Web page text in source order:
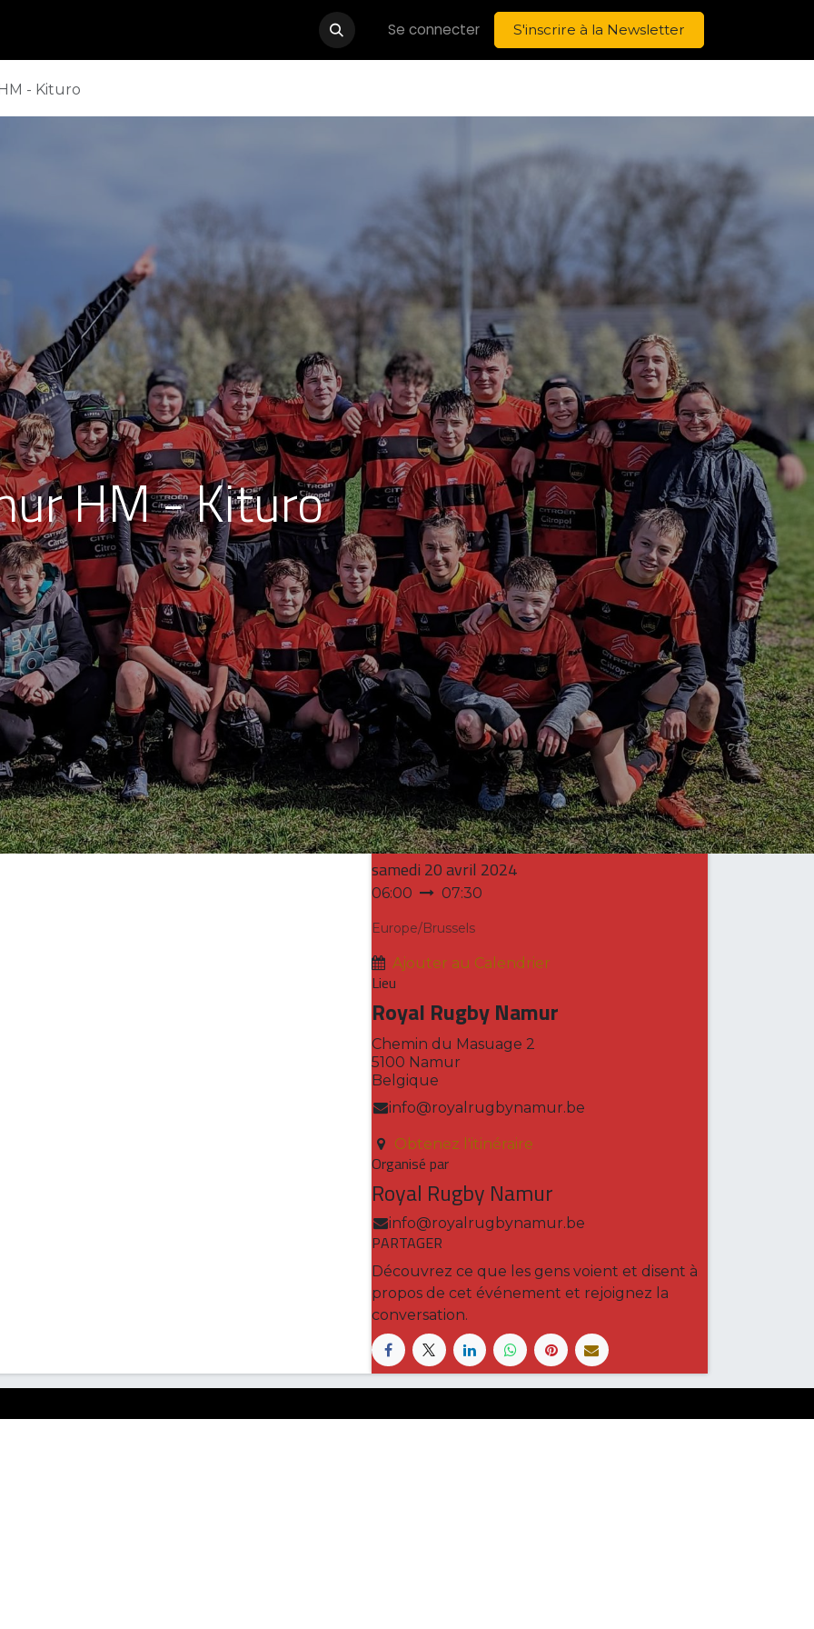
Contactez-nous Se connecter S'inscrire à la Newsletter
- Kituro
HM - Kituro
Date et heure
samedi 20 avril 2024
06:00 07:30
Europe/Brussels
Ajouter au Calendrier
Lieu
Royal Rugby Namur
Chemin du Masuage 2
5100 Namur
Belgique
info@royalrugbynamur.be
Obtenez l'itinéraire
Organisé par
Royal Rugby Namur
info@royalrugbynamur.be
PARTAGER
Découvrez ce que les gens voient et disent à
propos de cet événement et rejoignez la
conversation.